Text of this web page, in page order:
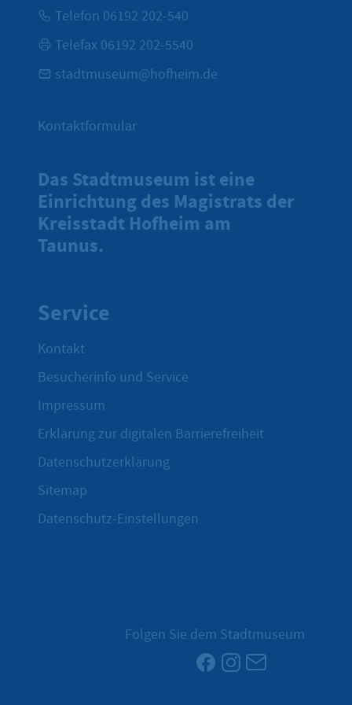
Telefon 06192 202-540
Telefax 06192 202-5540
stadtmuseum@hofheim.de
Kontaktformular
Das Stadtmuseum ist eine
Einrichtung des Magistrats der
Kreisstadt Hofheim am
Taunus.
Service
Kontakt
Besucherinfo und Service
Impressum
Erklärung zur digitalen Barrierefreiheit
Datenschutzerklärung
Sitemap
Datenschutz-Einstellungen
Folgen Sie dem Stadtmuseum
FacebookInstagram